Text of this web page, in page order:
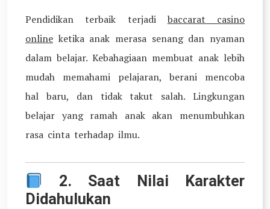
Pendidikan terbaik terjadi baccarat casino
online ketika anak merasa senang dan nyaman
dalam belajar. Kebahagiaan membuat anak lebih
mudah memahami pelajaran, berani mencoba
hal baru, dan tidak takut salah. Lingkungan
belajar yang ramah anak akan menumbuhkan
rasa cinta terhadap ilmu.
2. Saat Nilai Karakter
Didahulukan